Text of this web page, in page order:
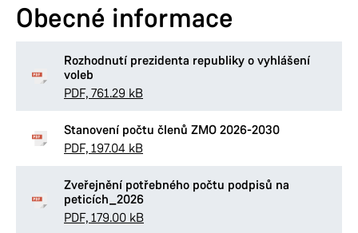
Obecné informace
Rozhodnutí prezidenta republiky o vyhlášení
voleb
PDF, 761.29 kB
Stanovení počtu členů ZMO 2026-2030
PDF, 197.04 kB
Zveřejnění potřebného počtu podpisů na
peticích_2026
PDF, 179.00 kB